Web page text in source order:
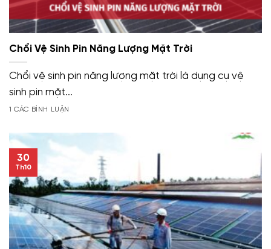
Chổi Vệ Sinh Pin Năng Lượng Mặt Trời
Chổi vệ sinh pin năng lượng mặt trời là dụng cụ vệ
sinh pin mặt...
1 CÁC BÌNH LUẬN
30
Th10